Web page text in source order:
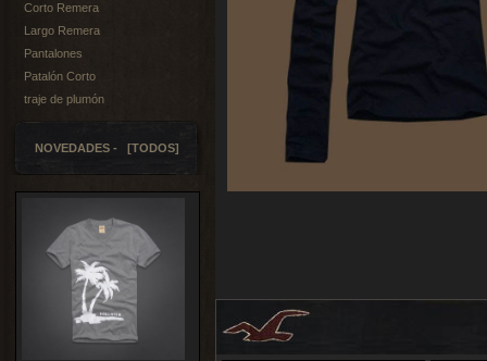
Corto Remera
Largo Remera
Pantalones
Patalón Corto
traje de plumón
NOVEDADES - [TODOS]